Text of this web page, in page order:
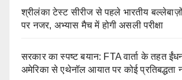
श्रीलंका टेस्ट सीरीज से पहले भारतीय
पर नजर, अभ्यास मैच में होगी असली परीक्षा
सरकार का स्पष्ट बयान: FTA वार्ता के तहत
अमेरिका से एथेनॉल आयात पर कोई प्रतिबद्धता